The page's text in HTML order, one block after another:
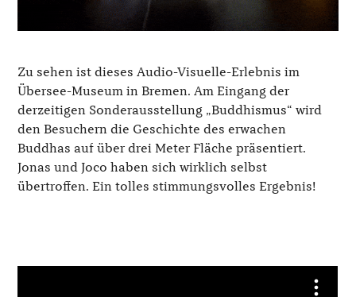
Zu sehen ist dieses Audio-Visuelle-Erlebnis im
Übersee-Museum in Bremen. Am Eingang der
derzeitigen Sonderausstellung „Buddhismus“ wird
den Besuchern die Geschichte des erwachen
Buddhas auf über drei Meter Fläche präsentiert.
Jonas und Joco haben sich wirklich selbst
übertroffen. Ein tolles stimmungsvolles Ergebnis!